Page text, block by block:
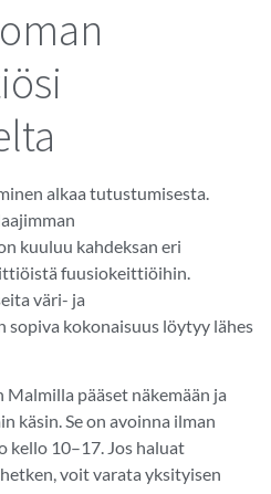
alkaa tutustumisesta.
kuuluu kahdeksan eri
fuusiokeittiöihin.
väri- ja
kokonaisuus löytyy lähes
pääset näkemään ja
käsin. Se on avoinna ilman
kello 10–17. Jos haluat
voit varata yksityisen